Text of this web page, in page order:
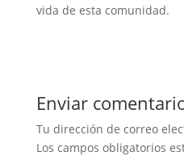
vida de esta comunidad.
Enviar
Tu dirección de correo
Los campos obligatorios